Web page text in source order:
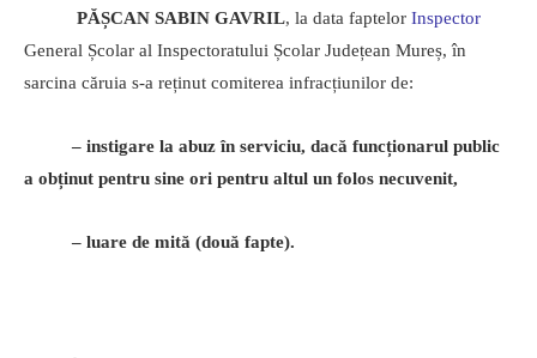
PĂȘCAN SABIN GAVRIL, la data faptelor Inspector
General Școlar al Inspectoratului Școlar Județean Mureș, în
sarcina căruia s-a reținut comiterea infracțiunilor de:
– instigare la abuz în serviciu, dacă funcționarul public
a obținut pentru sine ori pentru altul un folos necuvenit,
– luare de mită (două fapte).